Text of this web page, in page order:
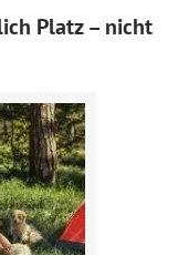
Platz – nicht